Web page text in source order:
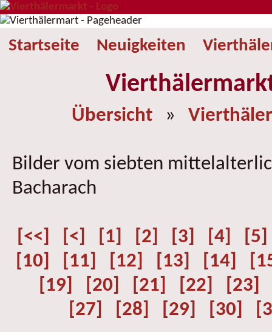
Startseite Neuigkeiten
Übersicht »
Bilder vom siebten
Bacharach
[<<] [<] [1] [2] [3] [4]
[5]
[10]
[11] [12] [13] [14]
[19]
[20] [21] [22]
[23]
[27]
[28] [29] [30]